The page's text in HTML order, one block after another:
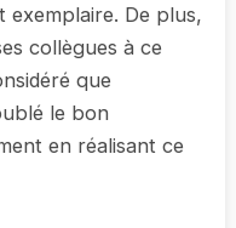
De plus,
collègues à ce
que
le bon
en réalisant ce